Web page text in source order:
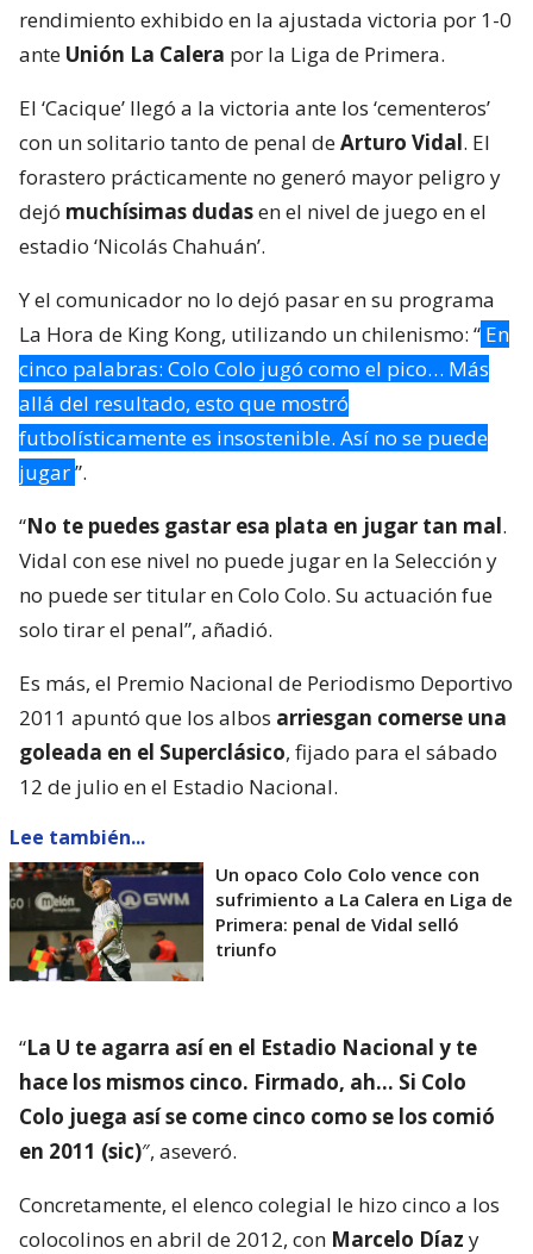
rendimiento exhibido en la ajustada victoria por 1-0
ante Unión La Calera por la Liga de Primera.
El ‘Cacique’ llegó a la victoria ante los ‘cementeros’
con un solitario tanto de penal deArturo Vidal. El
forastero prácticamente no generó mayor peligro y
dejó muchísimas dudasen el nivel de juego en el
estadio ‘Nicolás Chahuán’.
Y el comunicador no lo dejó pasar en su programa
La Hora de King Kong, utilizando un chilenismo: “ En
cinco palabras: Colo Colo jugó como el pico… Más
allá del resultado, esto que mostró
futbolísticamente es insostenible. Así no se puede
jugar”.
“No te puedes gastar esa plata en jugar tan mal.
Vidal con ese nivel no puede jugar en la Selección y
no puede ser titular en Colo Colo. Su actuación fue
solo tirar el penal”, añadió.
Es más, el Premio Nacional de Periodismo Deportivo
2011 apuntó que los albos arriesgan comerse una
goleada en el Superclásico, fijado para el sábado
12 de julio en el Estadio Nacional.
Lee también...
Un opaco Colo Colo vence con
sufrimiento a La Calera en Liga de
Primera: penal de Vidal selló
triunfo
“La U te agarra así en el Estadio Nacional y te
hace los mismos cinco. Firmado, ah… Si Colo
Colo juega así se come cinco como se los comió
en 2011 (sic)″, aseveró.
Concretamente, el elenco colegial le hizo cinco a los
colocolinos en abril de 2012, con Marcelo Díaz y